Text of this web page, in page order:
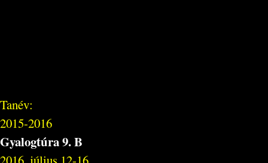
Tanév:
2015-2016
Gyalogtúra 9. B